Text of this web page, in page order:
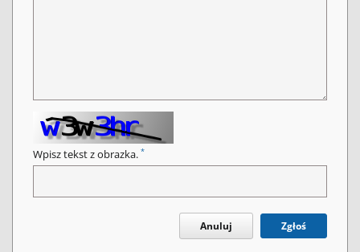
Wpisz tekst z obrazka. *
Anuluj Zgłoś